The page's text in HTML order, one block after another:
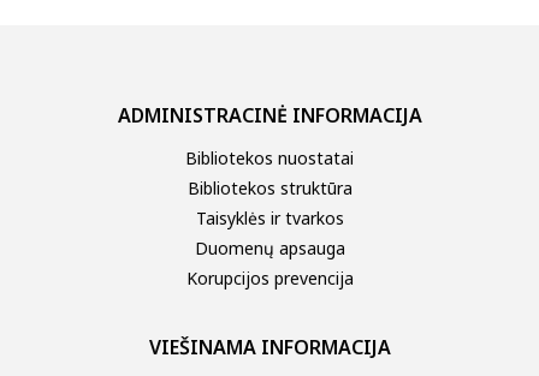
ADMINISTRACINĖ INFORMACIJA
Bibliotekos nuostatai
Bibliotekos struktūra
Taisyklės ir tvarkos
Duomenų apsauga
Korupcijos prevencija
VIEŠINAMA INFORMACIJA